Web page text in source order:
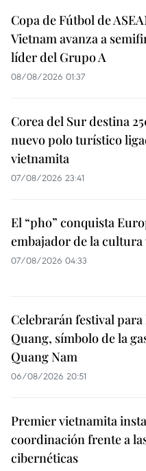
Copa de Fútbol de
Vietnam avanza a
líder del Grupo A
08/08/2026 01:37
Corea del Sur destina
nuevo polo turístico
vietnamita
07/08/2026 23:41
El “pho” conquista
embajador de la
07/08/2026 04:33
Celebrarán festival
Quang, símbolo de la
Quang Nam
06/08/2026 20:51
Premier vietnamita
coordinación frente a
cibernéticas